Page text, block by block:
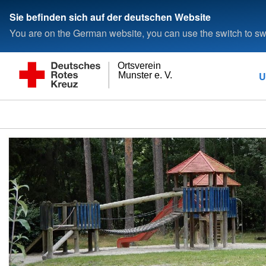
Sie befinden sich auf der deutschen Website
You are on the German website, you can use the switch to
Munster e. V.
Ortsverein